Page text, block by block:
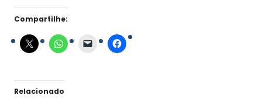
Compartilhe:
Relacionado